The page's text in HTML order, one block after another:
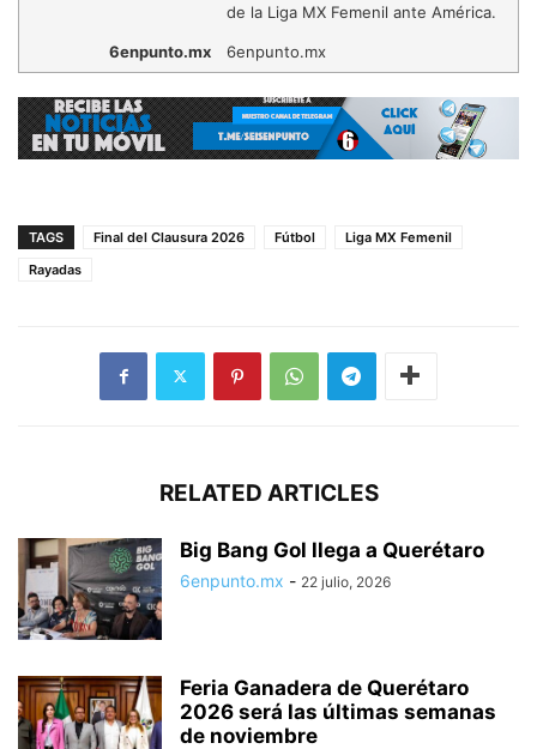
de la Liga MX Femenil ante América.
6enpunto.mx 6enpunto.mx
TAGS Final del Clausura 2026 Fútbol
Liga MX Femenil
Rayadas
RELATED ARTICLES
Big Bang Gol llega a Querétaro
6enpunto.mx - 22 julio, 2026
Feria Ganadera de Querétaro
2026 será las últimas semanas
de noviembre